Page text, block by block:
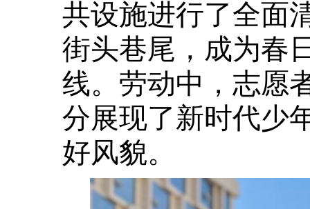
共设施进行了全面
街头巷尾，成为春
线。劳动中，志愿
分展现了新时代少
好风貌。